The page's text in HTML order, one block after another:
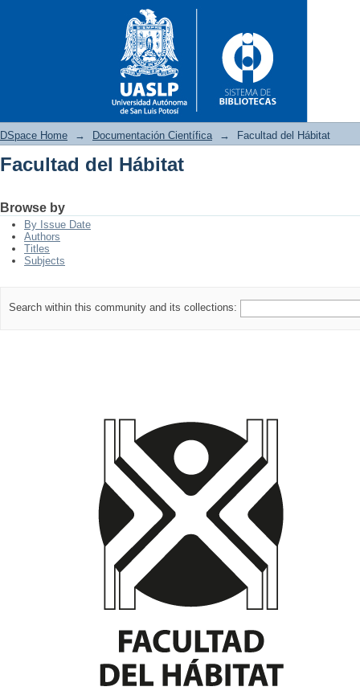
DSpace Home → Documentación Científica → Facultad del Hábitat
Facultad del Hábitat
Browse by
By Issue Date
Authors
Titles
Subjects
Search within this community and its collections: